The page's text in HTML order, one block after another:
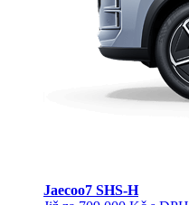
Jaecoo7 SHS-H